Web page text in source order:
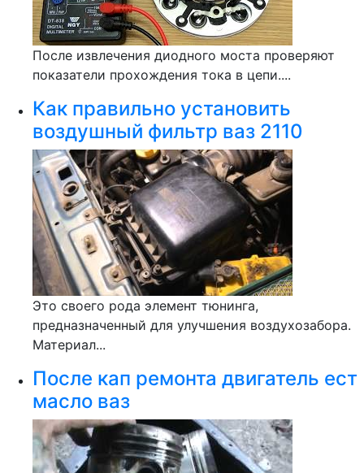
После извлечения диодного моста проверяют
показатели прохождения тока в цепи....
Как правильно установить
воздушный фильтр ваз 2110
Это своего рода элемент тюнинга,
предназначенный для улучшения воздухозабора.
Материал...
После кап ремонта двигатель ест
масло ваз